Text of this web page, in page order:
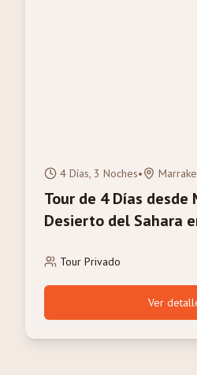
4 Días, 3 Noches•
Tour de 4 Días desde
Desierto del Sahara
Tour Privado
Ver